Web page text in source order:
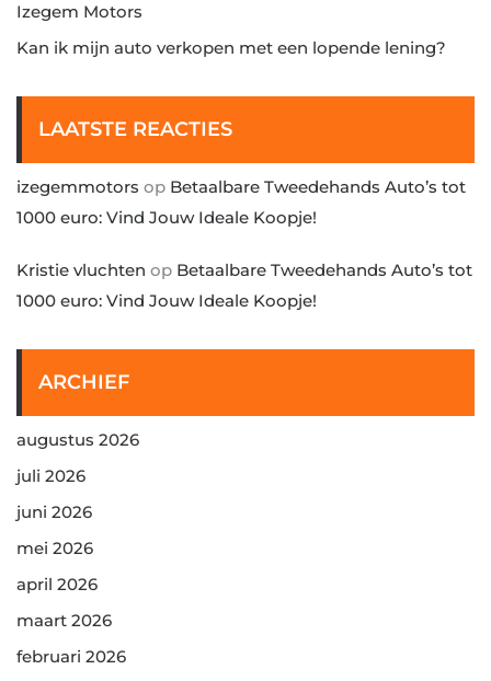
Izegem Motors
Kan ik mijn auto verkopen met een lopende lening?
LAATSTE REACTIES
izegemmotors op Betaalbare Tweedehands Auto’s tot
1000 euro: Vind Jouw Ideale Koopje!
Kristie vluchten op Betaalbare Tweedehands Auto’s tot
1000 euro: Vind Jouw Ideale Koopje!
ARCHIEF
augustus 2026
juli 2026
juni 2026
mei 2026
april 2026
maart 2026
februari 2026